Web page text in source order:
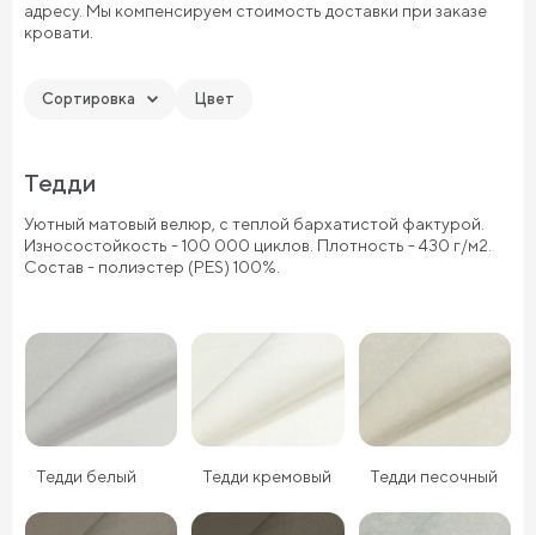
адресу. Мы компенсируем стоимость доставки при заказе
кровати.
Сортировка
по цвету
Цвет
Тедди
Уютный матовый велюр, с теплой бархатистой фактурой.
Износостойкость - 100 000 циклов. Плотность - 430 г/м2.
Состав - полиэстер (PES) 100%.
Тедди белый Тедди кремовый Тедди песочный